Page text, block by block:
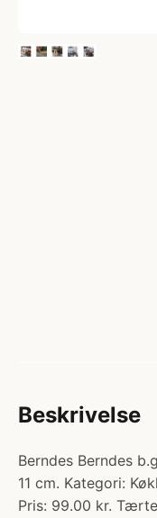
Beskrivelse
Berndes Berndes
11 cm. Kategori:
Pris: 99.00 kr.